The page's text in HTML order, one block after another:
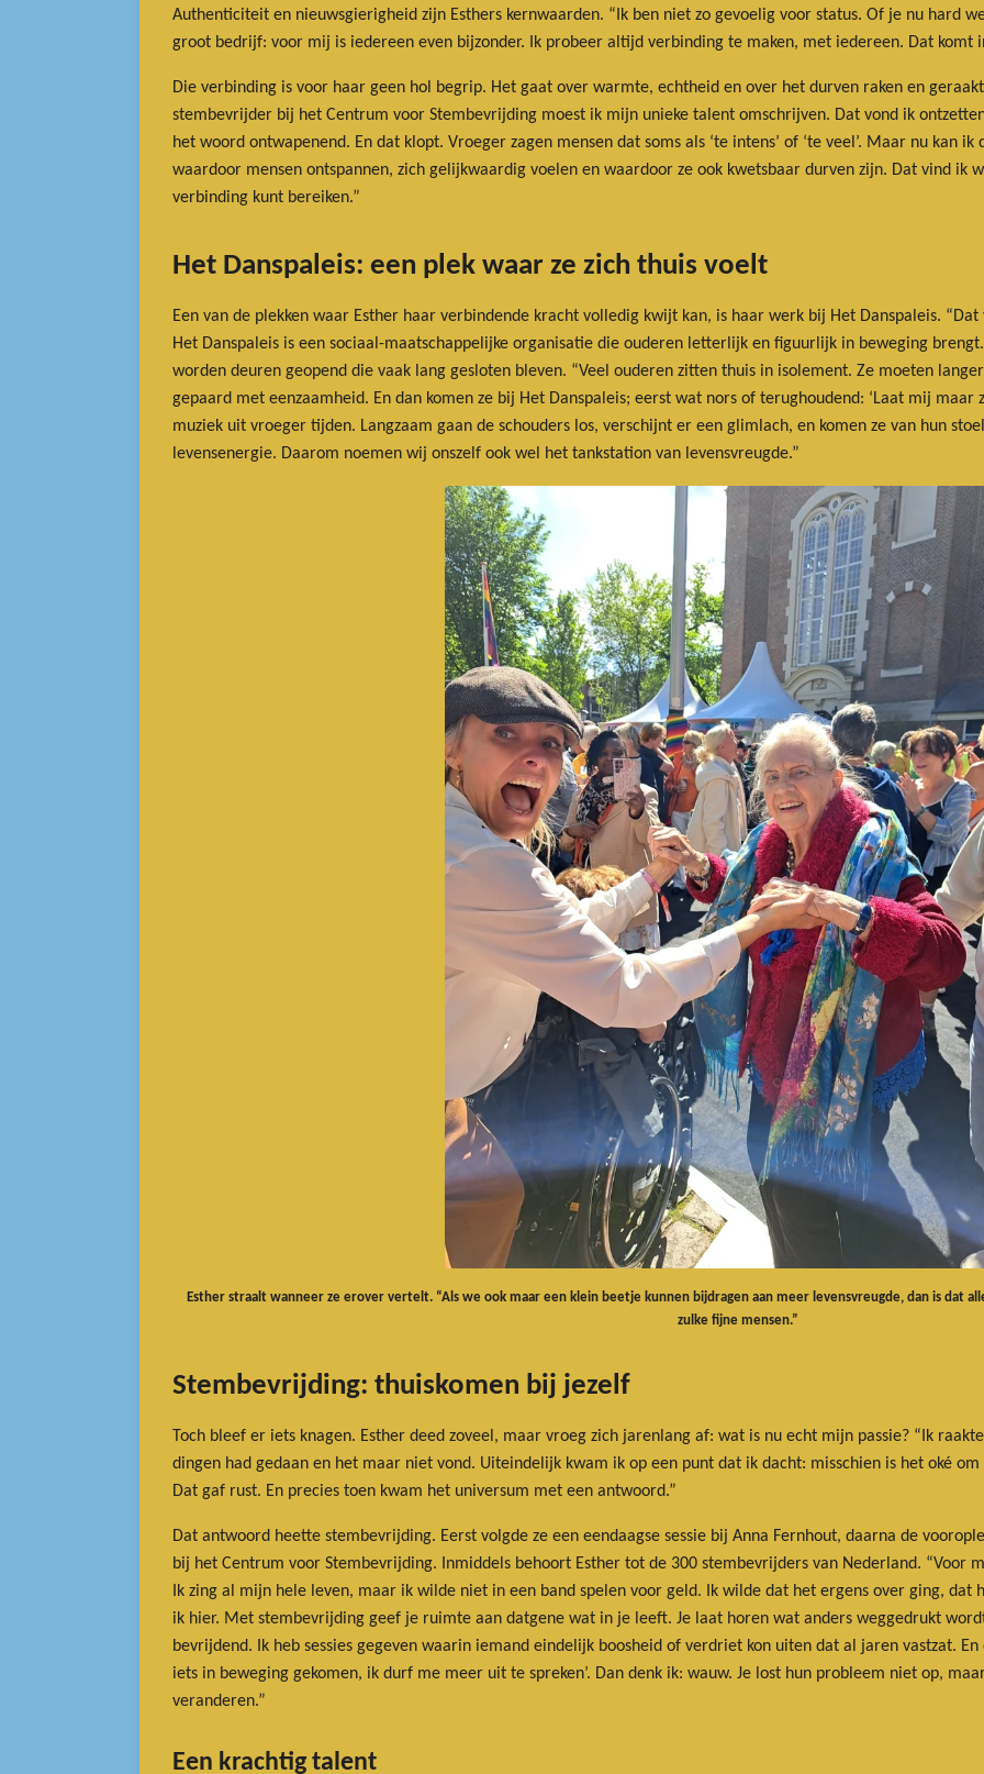
Authenticiteit en nieuwsgierigheid zijn Esthers kernwaarden. “Ik ben niet zo gevoelig voor status. Of je nu hard
groot bedrijf: voor mij is iedereen even bijzonder. Ik probeer altijd verbinding te maken, met iedereen. Dat komt
Die verbinding is voor haar geen hol begrip. Het gaat over warmte, echtheid en over het durven raken en
stembevrijder bij het Centrum voor Stembevrijding moest ik mijn unieke talent omschrijven. Dat vond ik
het woord ontwapenend. En dat klopt. Vroeger zagen mensen dat soms als ‘te intens’ of ‘te veel’. Maar nu kan
waardoor mensen ontspannen, zich gelijkwaardig voelen en waardoor ze ook kwetsbaar durven zijn. Dat vind ik
verbinding kunt bereiken.”
Het Danspaleis: een plek waar ze zich thuis voelt
Een van de plekken waar Esther haar verbindende kracht volledig kwijt kan, is haar werk bij Het Danspaleis.
Het Danspaleis is een sociaal-maatschappelijke organisatie die ouderen letterlijk en figuurlijk in beweging
worden deuren geopend die vaak lang gesloten bleven. “Veel ouderen zitten thuis in isolement. Ze moeten
gepaard met eenzaamheid. En dan komen ze bij Het Danspaleis; eerst wat nors of terughoudend: ‘Laat mij
muziek uit vroeger tijden. Langzaam gaan de schouders los, verschijnt er een glimlach, en komen ze van hun
levensenergie. Daarom noemen wij onszelf ook wel het tankstation van levensvreugde.”
Esther straalt wanneer ze erover vertelt. “Als we ook maar een klein beetje kunnen bijdragen aan meer levensvreugde, dan is dat
zulke fijne mensen.”
Stembevrijding: thuiskomen bij jezelf
Toch bleef er iets knagen. Esther deed zoveel, maar vroeg zich jarenlang af: wat is nu echt mijn passie? “Ik
dingen had gedaan en het maar niet vond. Uiteindelijk kwam ik op een punt dat ik dacht: misschien is het oké
Dat gaf rust. En precies toen kwam het universum met een antwoord.”
Dat antwoord heette stembevrijding. Eerst volgde ze een eendaagse sessie bij Anna Fernhout, daarna de
bij het Centrum voor Stembevrijding. Inmiddels behoort Esther tot de 300 stembevrijders van Nederland. “Voor
Ik zing al mijn hele leven, maar ik wilde niet in een band spelen voor geld. Ik wilde dat het ergens over ging, dat
ik hier. Met stembevrijding geef je ruimte aan datgene wat in je leeft. Je laat horen wat anders weggedrukt
bevrijdend. Ik heb sessies gegeven waarin iemand eindelijk boosheid of verdriet kon uiten dat al jaren vastzat.
iets in beweging gekomen, ik durf me meer uit te spreken’. Dan denk ik: wauw. Je lost hun probleem niet op,
veranderen.”
Een krachtig talent